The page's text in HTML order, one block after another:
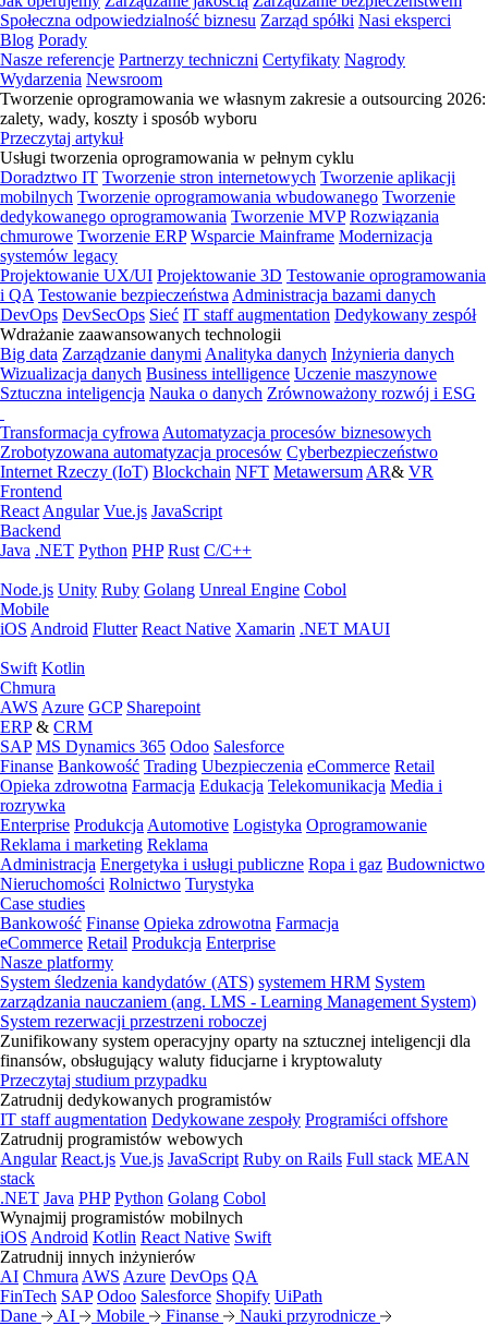
Społeczna odpowiedzialność biznesu Zarząd spółki Nasi eksperci
Blog Porady
Nasze referencje Partnerzy techniczni Certyfikaty Nagrody
Wydarzenia Newsroom
Tworzenie oprogramowania we własnym zakresie a outsourcing 2026:
zalety, wady, koszty i sposób wyboru
Przeczytaj artykuł
Usługi tworzenia oprogramowania w pełnym cyklu
Doradztwo IT Tworzenie stron internetowych Tworzenie aplikacji
mobilnych Tworzenie oprogramowania wbudowanego Tworzenie
dedykowanego oprogramowania Tworzenie MVP Rozwiązania
chmurowe Tworzenie ERP Wsparcie Mainframe Modernizacja
systemów legacy
Projektowanie UX/UI Projektowanie 3D Testowanie oprogramowania
i QA Testowanie bezpieczeństwa Administracja bazami danych
DevOps DevSecOps Sieć IT staff augmentation Dedykowany zespół
Wdrażanie zaawansowanych technologii
Big data Zarządzanie danymi Analityka danych Inżynieria danych
Wizualizacja danych Business intelligence Uczenie maszynowe
Sztuczna inteligencja Nauka o danych Zrównoważony rozwój i ESG
Transformacja cyfrowa Automatyzacja procesów biznesowych
Zrobotyzowana automatyzacja procesów Cyberbezpieczeństwo
Internet Rzeczy (IoT) Blockchain NFT Metawersum AR& VR
Frontend
React Angular Vue.js JavaScript
Backend
Java .NET Python PHP Rust C/C++
Node.js Unity Ruby Golang Unreal Engine Cobol
Mobile
iOS Android Flutter React Native Xamarin .NET MAUI
Swift Kotlin
Chmura
AWS Azure GCP Sharepoint
ERP& CRM
SAP MS Dynamics 365 Odoo Salesforce
Finanse Bankowość Trading Ubezpieczenia eCommerce Retail
Opieka zdrowotna Farmacja Edukacja Telekomunikacja Media i
rozrywka
Enterprise Produkcja Automotive Logistyka Oprogramowanie
Reklama i marketing Reklama
Administracja Energetyka i usługi publiczne Ropa i gaz Budownictwo
Nieruchomości Rolnictwo Turystyka
Case studies
Bankowość Finanse Opieka zdrowotna Farmacja
eCommerce Retail Produkcja Enterprise
Nasze platformy
System śledzenia kandydatów (ATS) systemem HRM System
zarządzania nauczaniem (ang. LMS - Learning Management System)
System rezerwacji przestrzeni roboczej
Zunifikowany system operacyjny oparty na sztucznej inteligencji dla
finansów, obsługujący waluty fiducjarne i kryptowaluty
Przeczytaj studium przypadku
Zatrudnij dedykowanych programistów
IT staff augmentation Dedykowane zespoły Programiści offshore
Zatrudnij programistów webowych
Angular React.js Vue.js JavaScript Ruby on Rails Full stack MEAN
stack
.NET Java PHP Python Golang Cobol
Wynajmij programistów mobilnych
iOS Android Kotlin React Native Swift
Zatrudnij innych inżynierów
AI Chmura AWS Azure DevOps QA
FinTech SAP Odoo Salesforce Shopify UiPath
Dane
AI Mobile Finanse Nauki przyrodnicze